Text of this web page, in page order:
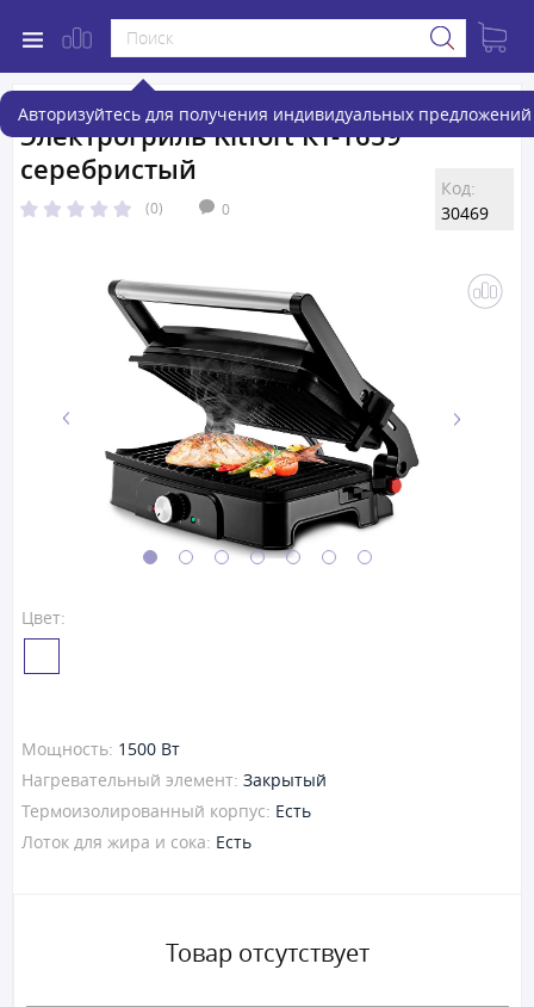
Авторизуйтесь для получения индивидуальных предложений
Электрогриль Kitfort КТ-1659
серебристый
(0) 0
Код:
30469
Цвет:
Мощность: 1500 Вт
Нагревательный элемент: Закрытый
Термоизолированный корпус: Есть
Лоток для жира и сока: Есть
Товар отсутствует